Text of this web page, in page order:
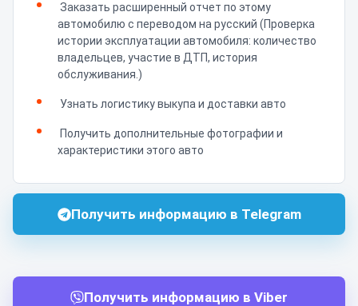
Заказать расширенный отчет по этому
автомобилю с переводом на русский (Проверка
истории эксплуатации автомобиля: количество
владельцев, участие в ДТП, история
обслуживания.)
Узнать логистику выкупа и доставки авто
Получить дополнительные фотографии и
характеристики этого авто
Получить информацию в Telegram
Получить информацию в Viber